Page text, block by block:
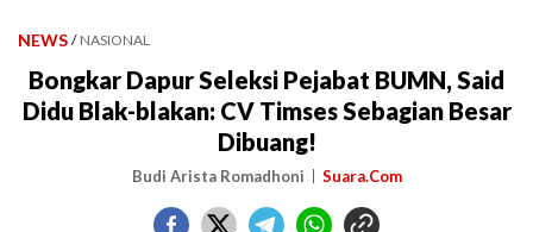
NEWS / NASIONAL
Bongkar Dapur Seleksi Pejabat BUMN, Said
Didu Blak-blakan: CV Timses Sebagian Besar
Dibuang!
Budi Arista Romadhoni Suara.Com